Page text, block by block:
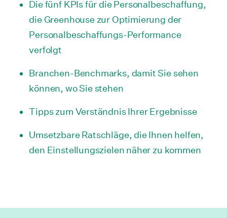
Die fünf KPIs für die Personalbeschaffung,
die Greenhouse zur Optimierung der
Personalbeschaffungs-Performance
verfolgt
Branchen-Benchmarks, damit Sie sehen
können, wo Sie stehen
Tipps zum Verständnis Ihrer Ergebnisse
Umsetzbare Ratschläge, die Ihnen helfen,
den Einstellungszielen näher zu kommen